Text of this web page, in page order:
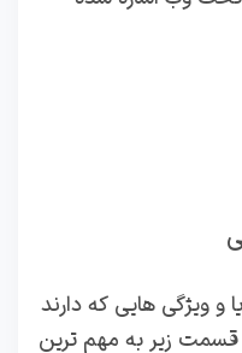
و ویژگی هایی که دارند
قسمت زیر به مهم ترین